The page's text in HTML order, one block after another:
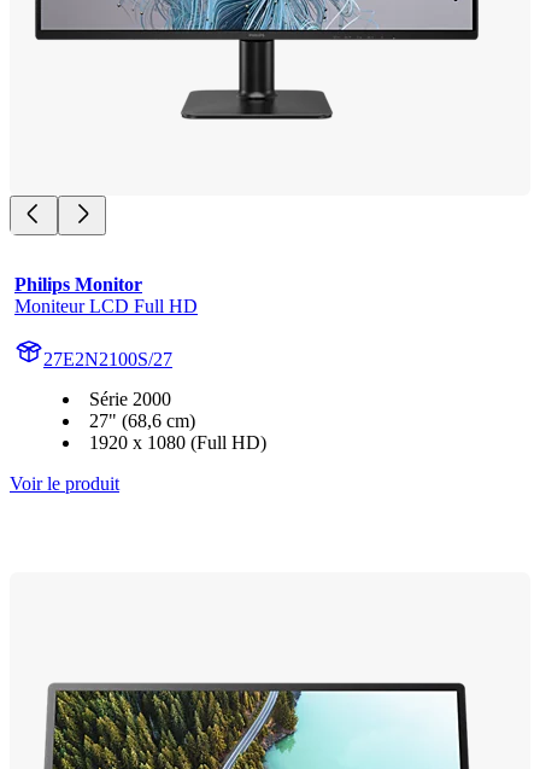
Philips Monitor
Moniteur LCD Full HD
27E2N2100S/27
Série 2000
27" (68,6 cm)
1920 x 1080 (Full HD)
Voir le produit